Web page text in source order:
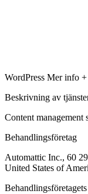
WordPress Mer info +
Beskrivning av
Content management
Behandlingsföretag
Automattic Inc., 60
United States of